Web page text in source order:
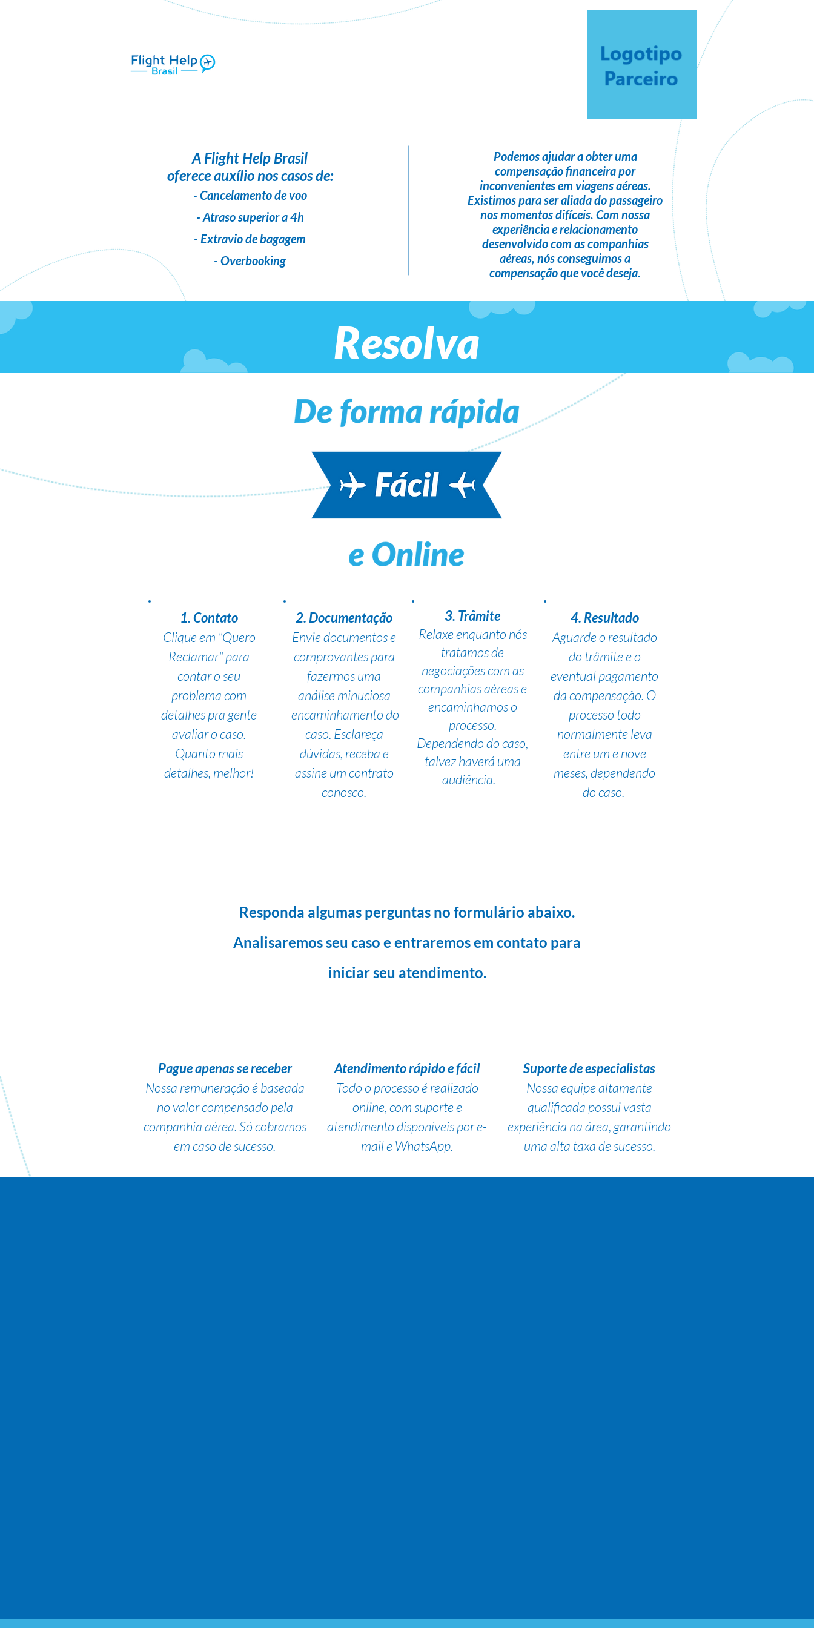
A Flight Help Brasil
oferece auxílio nos casos de:
- Cancelamento de voo
- Atraso superior a 4h
- Extravio de bagagem
- Overbooking
Podemos ajudar a obter uma
compensação financeirapor
inconvenientes em viagens aéreas.
Existimos para seraliada do passageiro
nos momentos difíceis. Com nossa
experiência e relacionamento
desenvolvido com as companhias
aéreas, nós conseguimos a
compensação que você deseja.
Resolva
1. Contato
Clique em "Quero
Reclamar" para
contar o seu
problema com
detalhes pra gente
avaliar o caso.
Quanto mais
detalhes, melhor!
2. Documentação
Envie documentos e
comprovantes para
fazermos uma
análise minuciosa
encaminhamento do
caso. Esclareça
dúvidas, receba e
assine um contrato
conosco.
3. Trâmite
Relaxe enquanto nós
tratamos de
negociações com as
companhias aéreas e
encaminhamos o
processo.
Dependendo do caso,
talvez haverá uma
audiência.
4. Resultado
Aguarde o resultado
do trâmite e o
eventual pagamento
da compensação. O
processo todo
normalmente leva
entre um e nove
meses, dependendo
do caso.
Responda algumas perguntas no formulário abaixo.
Analisaremos seu caso e entraremos em contato para
iniciar seu atendimento.
Pague apenas se receber
Nossa remuneração é baseada
no valor compensado pela
companhia aérea. Só cobramos
em caso de sucesso.
Atendimento rápido e fácil
Todo o processo é realizado
online, com suporte e
atendimento disponíveis por e-
mail e WhatsApp.
Suporte de especialistas
Nossa equipe altamente
qualificada possui vasta
experiência na área, garantindo
uma alta taxa de sucesso.